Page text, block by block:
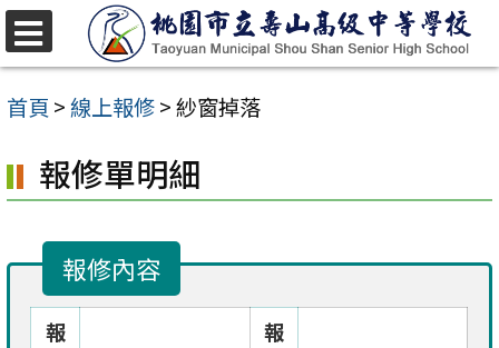
跳
至
主
內
容
首頁 >線上報修>紗窗掉落
報修單明細
報修內容
報
報
選
單